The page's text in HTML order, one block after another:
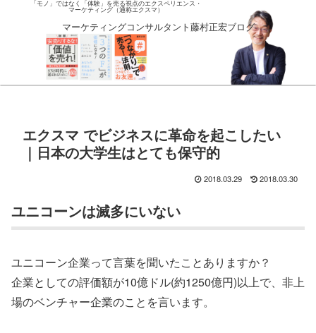
「モノ」ではなく「体験」を売る視点のエクスペリエンス・
マーケティング（通称エクスマ）
マーケティングコンサルタント藤村正宏ブログ
エクスマ でビジネスに革命を起こしたい
｜日本の大学生はとても保守的
2018.03.29 2018.03.30
ユニコーンは滅多にいない
ユニコーン企業って言葉を聞いたことありますか？
企業としての評価額が10億ドル(約1250億円)以上で、非上
場のベンチャー企業のことを言います。